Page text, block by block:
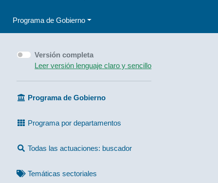
Programa de Gobierno
Versión completa
Leer versión lenguaje claro y sencillo
Programa de Gobierno
Programa por departamentos
Todas las actuaciones: buscador
Temáticas sectoriales